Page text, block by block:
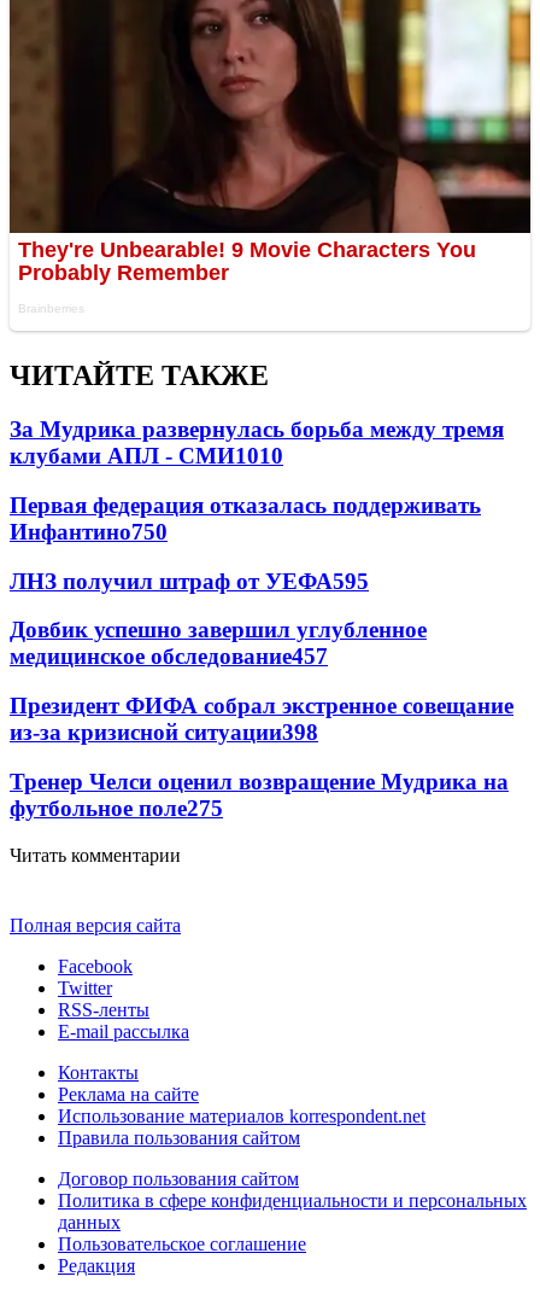
ЧИТАЙТЕ ТАКЖЕ
За Мудрика развернулась борьба между тремя
клубами АПЛ - СМИ1010
Первая федерация отказалась поддерживать
Инфантино750
ЛНЗ получил штраф от УЕФА595
Довбик успешно завершил углубленное
медицинское обследование457
Президент ФИФА собрал экстренное совещание
из-за кризисной ситуации398
Тренер Челси оценил возвращение Мудрика на
футбольное поле275
Читать комментарии
Полная версия сайта
Facebook
Twitter
RSS-ленты
E-mail рассылка
Контакты
Реклама на сайте
Использование материалов korrespondent.net
Правила пользования сайтом
Договор пользования сайтом
Политика в сфере конфиденциальности и персональных
данных
Пользовательское соглашение
Редакция